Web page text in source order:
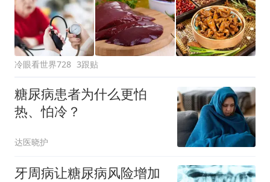
冷眼看世界728 3跟贴
糖尿病患者为什么更怕
热、怕冷？
达医晓护
牙周病让糖尿病风险增加